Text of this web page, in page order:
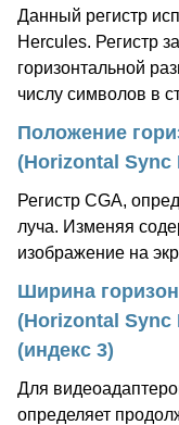
Данный регистр
Hercules. Регистр
горизонтальной
числу символов в
Положение
(Horizontal Sync
Регистр CGA,
луча. Изменяя
изображение на
Ширина
(Horizontal Sync
(индекс 3)
Для
определяет